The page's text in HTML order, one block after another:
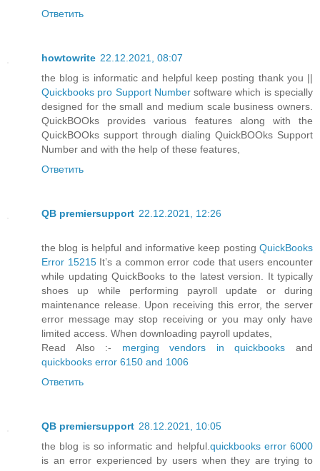
Ответить
howtowrite 22.12.2021, 08:07
the blog is informatic and helpful keep posting thank you ||
Quickbooks pro Support Numbersoftware which is specially
designed for the small and medium scale business owners.
QuickBOOks provides various features along with the
QuickBOOks support through dialing QuickBOOks Support
Number and with the help of these features,
Ответить
QB premiersupport 22.12.2021, 12:26
the blog is helpful and informative keep posting QuickBooks
Error 15215It’s a common error code that users encounter
while updating QuickBooks to the latest version. It typically
shoes up while performing payroll update or during
maintenance release. Upon receiving this error, the server
error message may stop receiving or you may only have
limited access. When downloading payroll updates,
Read Also :- merging vendors in quickbooksand
quickbooks error 6150 and 1006
Ответить
QB premiersupport 28.12.2021, 10:05
the blog is so informatic and helpful. quickbooks error 6000
is an error experienced by users when they are trying to